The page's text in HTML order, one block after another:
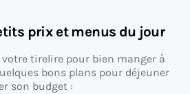
prix et menus du jour
votre tirelire pour bien manger à
bons plans pour déjeuner
son budget :